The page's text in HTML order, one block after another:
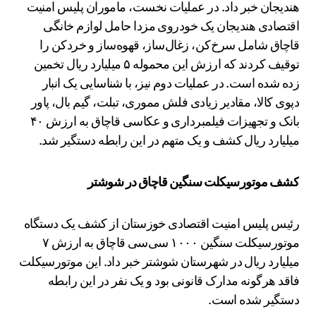
هندیجان خبر داد. در عملیات نخست، ماموران پلیس امنیت
اقتصادی هندیجان یک خودروی مزدا حامل لوازم خانگی
قاچاق شامل سرخ‌کن، زغال‌ساز، قهوه‌ساز و خردکن را
توقیف کردند که ارزش این محموله ۵ میلیارد ریال تخمین
زده شده است. در عملیات دوم نیز، با شناسایی یک انبار
دپوی کالا، مقادیر زیادی فلش مموری، تبلت، گیم بال، پاور
بانک و تجهیزات فیلمبرداری و عکاسی قاچاق به ارزش ۴۰
میلیارد ریال کشف و یک متهم در این رابطه دستگیر شد.
کشف موتورسیکلت سنگین قاچاق در شوشتر
رئیس پلیس امنیت اقتصادی خوزستان از کشف یک دستگاه
موتورسیکلت سنگین ۱۰۰۰ سی‌سی قاچاق به ارزش ۷
میلیارد ریال در شهرستان شوشتر خبر داد. این موتورسیکلت
فاقد هرگونه مدارک قانونی بود و یک نفر در این رابطه
دستگیر شده است.